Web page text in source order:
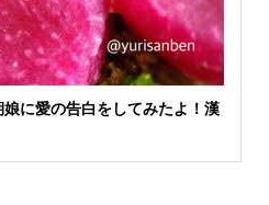
に愛の告白をしてみたよ！漢